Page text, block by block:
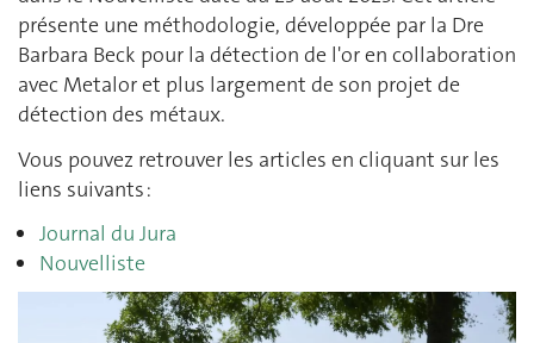
présente une méthodologie, développée par la Dre
Barbara Beck pour la détection de l'or en collaboration
avec Metalor et plus largement de son projet de
détection des métaux.
Vous pouvez retrouver les articles en cliquant sur les
liens suivants :
Journal du Jura
Nouvelliste